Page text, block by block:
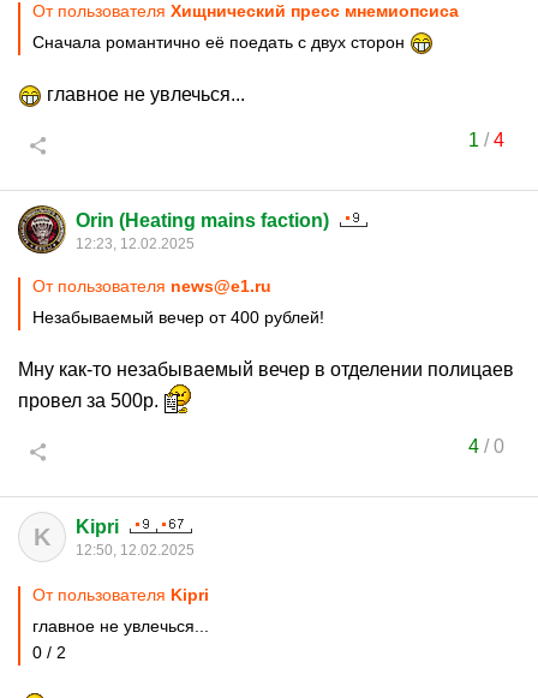
От пользователя Хищнический пресс мнемиопсиса
Сначала романтично её поедать с двух сторон
главное не увлечься...
1 /4
Orin (Heating mains faction)
12:23, 12.02.2025
От пользователя news@e1.ru
Незабываемый вечер от 400 рублей!
Мну как-то незабываемый вечер в отделении полицаев
провел за 500р.
4/0
K Kipri
12:50, 12.02.2025
От пользователя Kipri
главное не увлечься...
0 / 2